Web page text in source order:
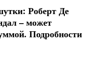
Роберт Де
– может
Подробности